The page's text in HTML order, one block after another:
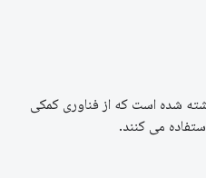
شده است که از فناوری کمکی